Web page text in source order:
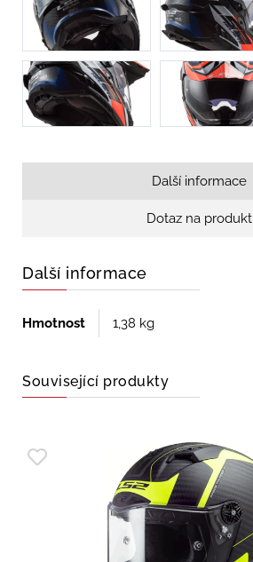
Další informace
Dotaz na produkt
Další informace
Hmotnost 1,38 kg
Související produkty